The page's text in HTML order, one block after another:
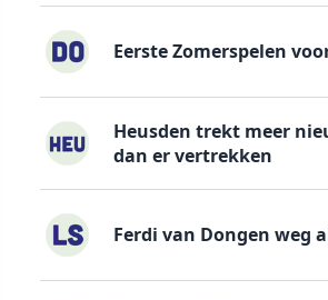
Eerste Zomerspelen
Heusden trekt meer
dan er vertrekken
Ferdi van Dongen weg